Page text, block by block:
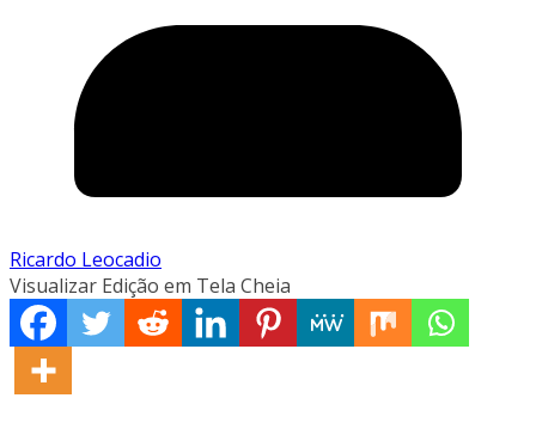
Ricardo Leocadio
Visualizar Edição em Tela Cheia